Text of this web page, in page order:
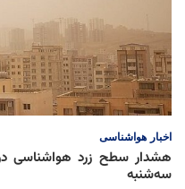
اخبار هواشناسی
هشدار سطح زرد هواشناسی در
سه‌شنبه